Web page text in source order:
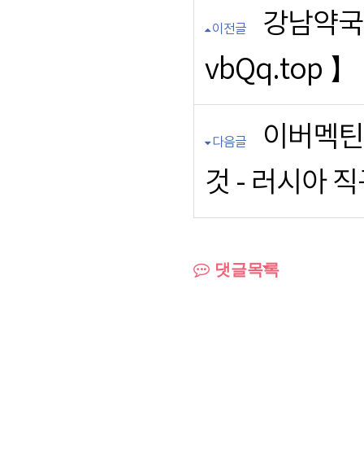
이전글
강남약
vbQq.top 】
다음글
이버멕
것 - 러시아
댓글목록